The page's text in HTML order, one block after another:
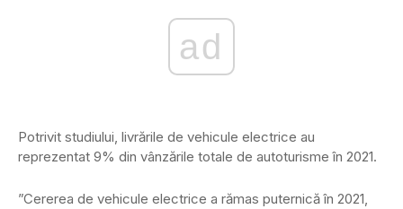
ad
Potrivit studiului, livrările de vehicule electrice au
reprezentat 9% din vânzările totale de autoturisme în 2021.
”Cererea de vehicule electrice a rămas puternică în 2021,